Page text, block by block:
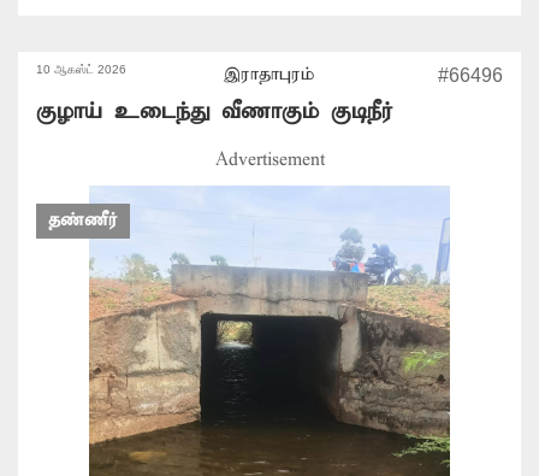
10 ஆகஸ்ட் 2026 இராதாபுரம் #66496
குழாய் உடைந்து வீணாகும் குடிநீர்
Advertisement
தண்ணீர்